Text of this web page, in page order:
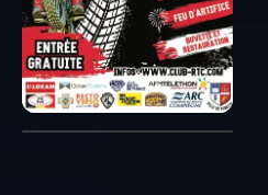
Consultez le dernier
magazine en ligne
Août2026